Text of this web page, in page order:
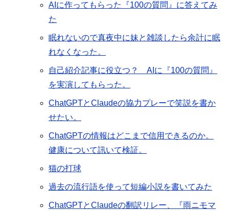
AIに作ってもらった『100の質問』に答えてみ
た
眠れないので真夜中に妹と雑談したら余計に眠
れなくなった。
自己紹介記事に役立つ？ AIに『100の質問』
を実演してもらった。
ChatGPTとClaudeの協力プレーで笑説を書か
せたい。
ChatGPTの情報はどこまで信用できるのか。
健康について訊いて検証。
猫の打球
過去の流行語を使って短編小説を書いてみた
ChatGPTとClaudeの翻訳リレー、『雨ニモマ